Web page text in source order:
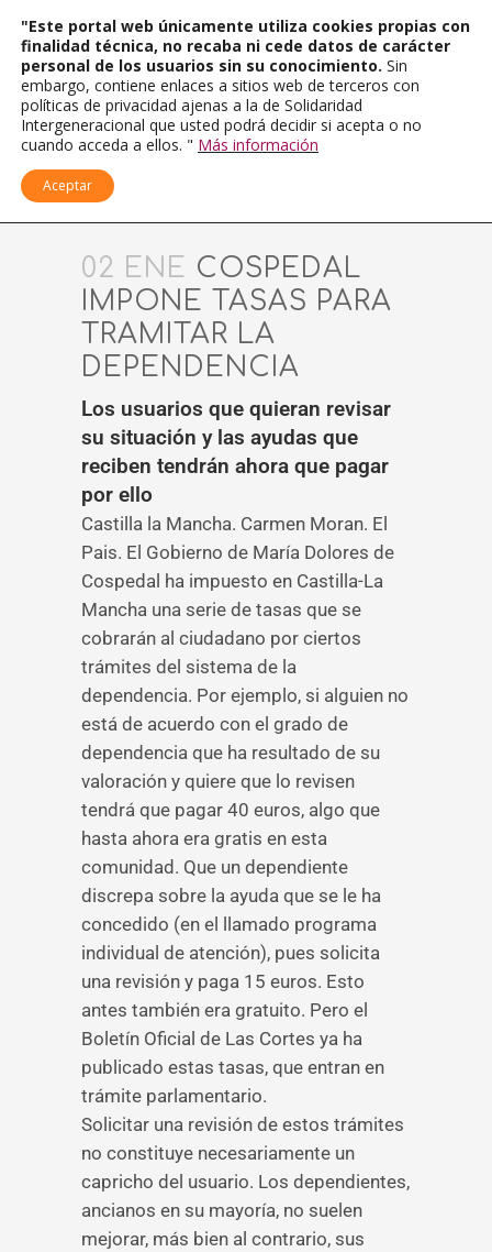
02 ENE COSPEDAL
IMPONE TASAS PARA
TRAMITAR LA
DEPENDENCIA
Los usuarios que quieran revisar
su situación y las ayudas que
reciben tendrán ahora que pagar
por ello
Castilla la Mancha. Carmen Moran. El
Pais. El Gobierno de María Dolores de
Cospedal ha impuesto en Castilla-La
Mancha una serie de tasas que se
cobrarán al ciudadano por ciertos
trámites del sistema de la
dependencia. Por ejemplo, si alguien no
está de acuerdo con el grado de
dependencia que ha resultado de su
valoración y quiere que lo revisen
tendrá que pagar 40 euros, algo que
hasta ahora era gratis en esta
comunidad. Que un dependiente
discrepa sobre la ayuda que se le ha
concedido (en el llamado programa
individual de atención), pues solicita
una revisión y paga 15 euros. Esto
antes también era gratuito. Pero el
Boletín Oficial de Las Cortes ya ha
publicado estas tasas, que entran en
trámite parlamentario.
Solicitar una revisión de estos trámites
no constituye necesariamente un
capricho del usuario. Los dependientes,
ancianos en su mayoría, no suelen
mejorar, más bien al contrario, sus
"Este portal web únicamente utiliza cookies propias con
finalidad técnica, no recaba ni cede datos de carácter
personal de los usuarios sin su conocimiento. Sin
embargo, contiene enlaces a sitios web de terceros con
políticas de privacidad ajenas a la de Solidaridad
Intergeneracional que usted podrá decidir si acepta o no
cuando acceda a ellos. " Más información
Aceptar